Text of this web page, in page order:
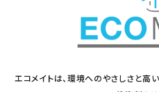
エコメイトは、環境へのやさしさと